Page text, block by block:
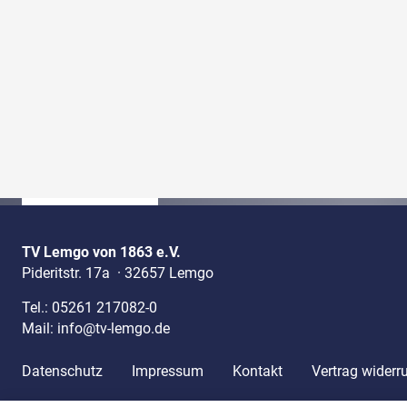
TV Lemgo von 1863 e.V.
Pideritstr. 17a · 32657 Lemgo
Tel.: 05261 217082-0
Mail: info@tv-lemgo.de
Datenschutz Impressum Kontakt Vertrag